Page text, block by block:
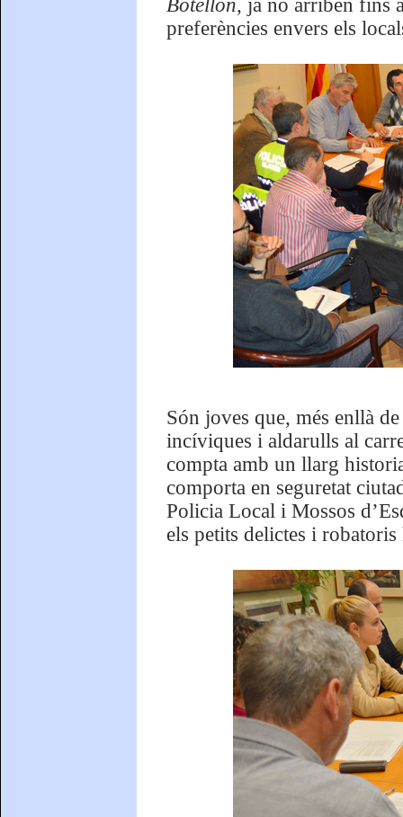
Botellón, ja no arriben fins
preferències envers els
Són joves que, més enllà
incíviques i aldarulls al
compta amb un llarg
comporta en seguretat
Policia Local i Mossos
els petits delictes i